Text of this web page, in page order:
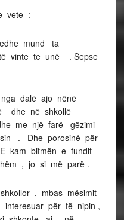
vete :
mund ta
vinte te unë . Sepse
dalë ajo nënë
dhe në shkollë
me një farë gëzimi
. Dhe porosinë për
kam bitmën e fundit
, jo si më parë .
, mbas mësimit
për të nipin ,